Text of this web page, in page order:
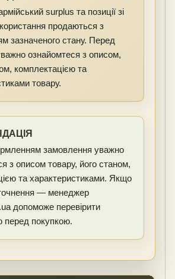
surplus та позиції зі
продаються з
зазначеного стану. Перед
ознайомтеся з описом,
комплектацією та
товару.
замовлення уважно
з описом товару, його станом,
та характеристиками. Якщо
— менеджер
допоможе перевірити
перед покупкою.